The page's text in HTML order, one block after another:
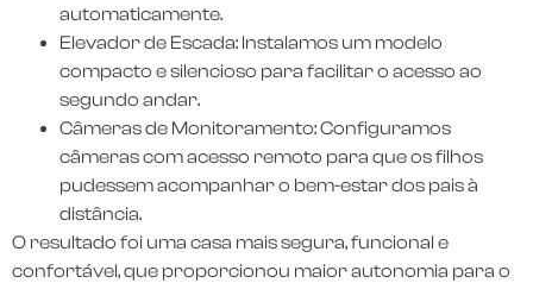
automaticamente.
Elevador de Escada: Instalamos um modelo
compacto e silencioso para facilitar o acesso ao
segundo andar.
Câmeras de Monitoramento: Configuramos
câmeras com acesso remoto para que os filhos
pudessem acompanhar o bem-estar dos pais à
distância.
O resultado foi uma casa mais segura, funcional e
confortável, que proporcionou maior autonomia para o